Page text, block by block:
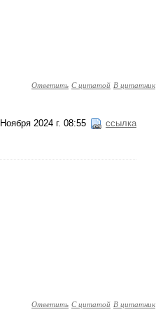
Ответить С цитатой В цитатник
2024 г. 08:55 ссылка
Ответить С цитатой В цитатник